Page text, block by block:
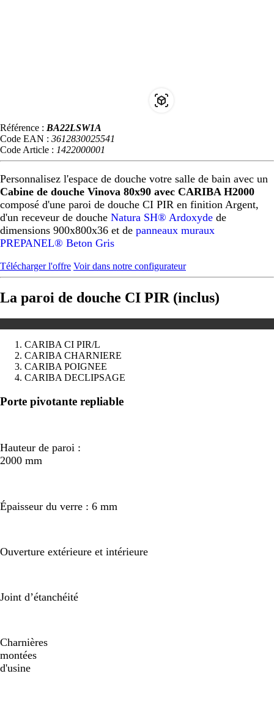
Référence : BA22LSW1A
Code EAN : 3612830025541
Code Article : 1422000001
Personnalisez l'espace de douche votre salle de bain avec un
Cabine de douche Vinova 80x90 avec CARIBA H2000
composé d'une paroi de douche CI PIR en finition Argent,
d'un receveur de douche Natura SH® Ardoxyde de
dimensions 900x800x36 et de panneaux muraux
PREPANEL® Beton Gris
Télécharger l'offre Voir dans notre configurateur
La paroi de douche CI PIR (inclus)
CARIBA CI PIR/L
CARIBA CHARNIERE
CARIBA POIGNEE
CARIBA DECLIPSAGE
Précédent
Suivant
Porte pivotante repliable
Hauteur de paroi :
2000 mm
Épaisseur du verre : 6 mm
Ouverture extérieure et intérieure
Joint d’étanchéité
Charnières
montées
d'usine